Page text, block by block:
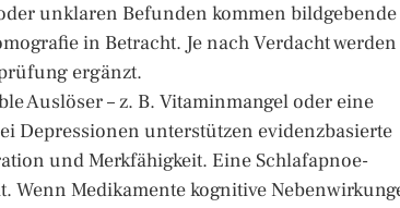
unklaren Befunden kommen bildgebende
in Betracht. Je nach Verdacht werden
ergänzt.
Auslöser – z. B. Vitaminmangel oder eine
Depressionen unterstützen evidenzbasierte
und Merkfähigkeit. Eine Schlafapnoe-
Wenn Medikamente kognitive